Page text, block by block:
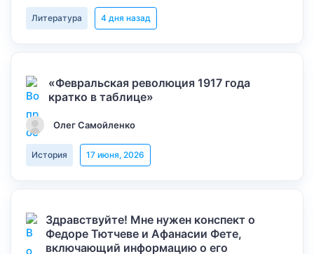
Литература 4 дня назад
«Февральская революция 1917 года
кратко в таблице»
Олег Самойленко
История 17 июня, 2026
Здравствуйте! Мне нужен конспект о
Федоре Тютчеве и Афанасии Фете,
включающий информацию о его